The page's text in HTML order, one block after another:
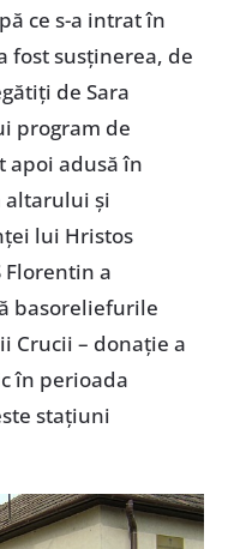
ce s-a intrat în
fost susţinerea, de
de Sara
program de
apoi adusă în
altarului şi
lui Hristos
Florentin a
basoreliefurile
Crucii – donaţie a
în perioada
staţiuni